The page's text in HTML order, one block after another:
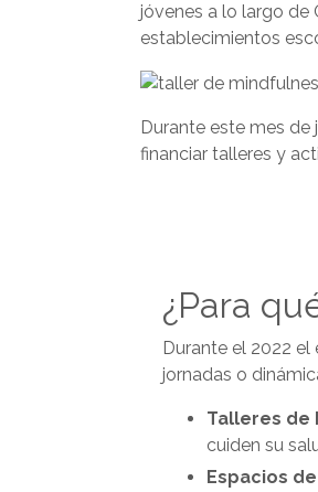
jóvenes a lo largo de
establecimientos
Durante este mes de
financiar talleres y
¿Para
Durante el 2022
jornadas o
Talleres de
cuiden su
Espacios